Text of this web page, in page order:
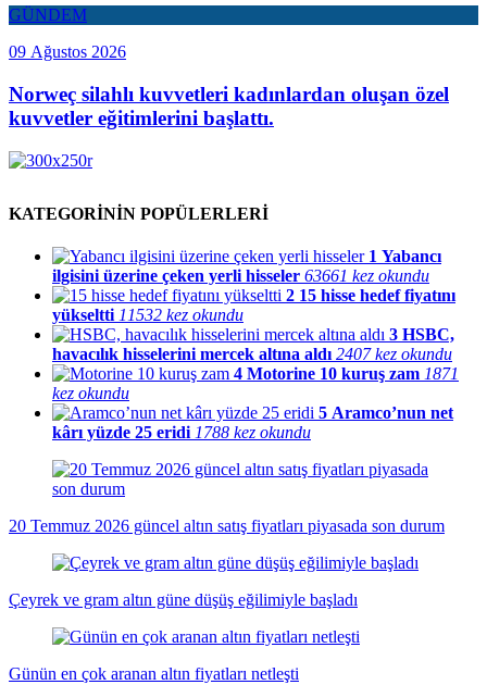
GÜNDEM
09 Ağustos 2026
Norweç silahlı kuvvetleri kadınlardan oluşan özel
kuvvetler eğitimlerini başlattı.
KATEGORİNİN POPÜLERLERİ
1 Yabancı
ilgisini üzerine çeken yerli hisseler 63661 kez okundu
2 15 hisse hedef fiyatını
yükseltti 11532 kez okundu
3 HSBC,
havacılık hisselerini mercek altına aldı 2407 kez okundu
4 Motorine 10 kuruş zam 1871
kez okundu
5 Aramco’nun net
kârı yüzde 25 eridi 1788 kez okundu
20 Temmuz 2026 güncel altın satış fiyatları piyasada son durum
Çeyrek ve gram altın güne düşüş eğilimiyle başladı
Günün en çok aranan altın fiyatları netleşti